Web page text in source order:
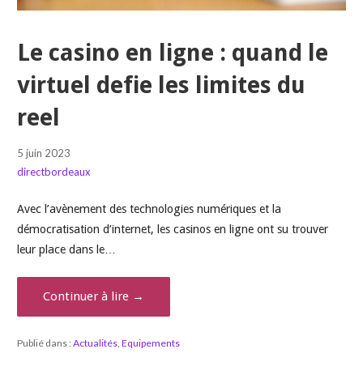
Le casino en ligne : quand le
virtuel defie les limites du
reel
5 juin 2023
directbordeaux
Avec l’avènement des technologies numériques et la
démocratisation d’internet, les casinos en ligne ont su trouver
leur place dans le…
Continuer à lire →
Publié dans :Actualités, Equipements